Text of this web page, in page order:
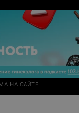
НА САЙТЕ